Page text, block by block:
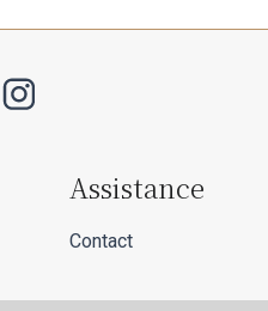
Assistance
Contact